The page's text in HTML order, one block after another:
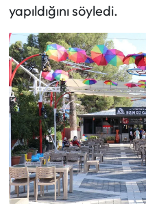
yapıldığını söyledi.